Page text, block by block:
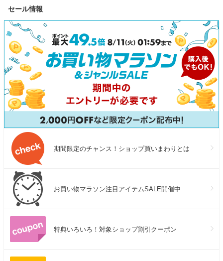
ン性 通気性 柔軟性 幅広 男女
規品 サボサンダル
セール情報
期間限定のチャンス！ショップ買いまわりとは
お買い物マラソン注目アイテムSALE開催中
特典いろいろ！対象ショップ割引クーポン